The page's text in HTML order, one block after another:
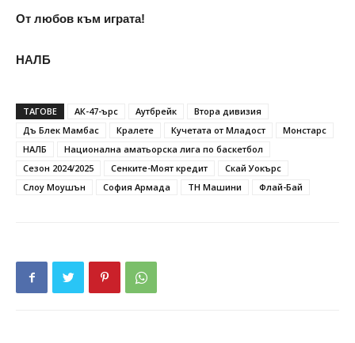
От любов към играта!
НАЛБ
ТАГОВЕ АК-47-ърс Аутбрейк
Втора дивизия
Дъ Блек Мамбас
Кралете Кучетата от Младост
Монстарс
НАЛБ
Национална аматьорска лига по баскетбол
Сезон 2024/2025
Сенките-Моят кредит
Скай Уокърс
Слоу Моушън
София Армада ТН Машини Флай-Бай